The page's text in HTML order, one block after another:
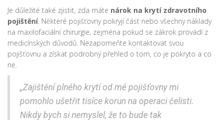
Je důležité také zjistit, zda máte nárok na krytí zdravotního
pojištění. Některé pojišťovny pokryjí část nebo všechny náklady
na maxilofaciální chirurgie, zejména pokud se zákrok provádí z
medicínských důvodů. Nezapomeňte kontaktovat svou
pojišťovnu a získat podrobný přehled o tom, co je pokryto a co
ne.
„Zajištění plného krytí od mé pojišťovny mi
pomohlo ušetřit tisíce korun na operaci čelisti.
Nikdy bych si nemyslel, že to bude tak